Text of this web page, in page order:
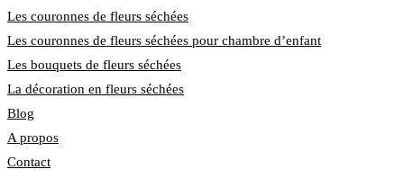
Les couronnes de fleurs séchées
Les couronnes de fleurs séchées pour chambre d’enfant
Les bouquets de fleurs séchées
La décoration en fleurs séchées
Blog
A propos
Contact